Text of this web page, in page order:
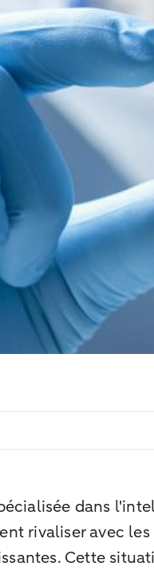
dans
rivaliser avec
Cette